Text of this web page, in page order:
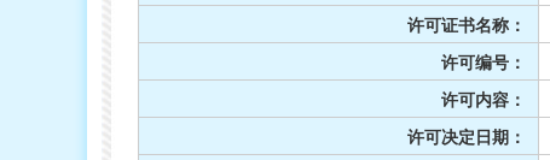
许可证书名称：
许可编号：
许可内容：
许可决定日期：